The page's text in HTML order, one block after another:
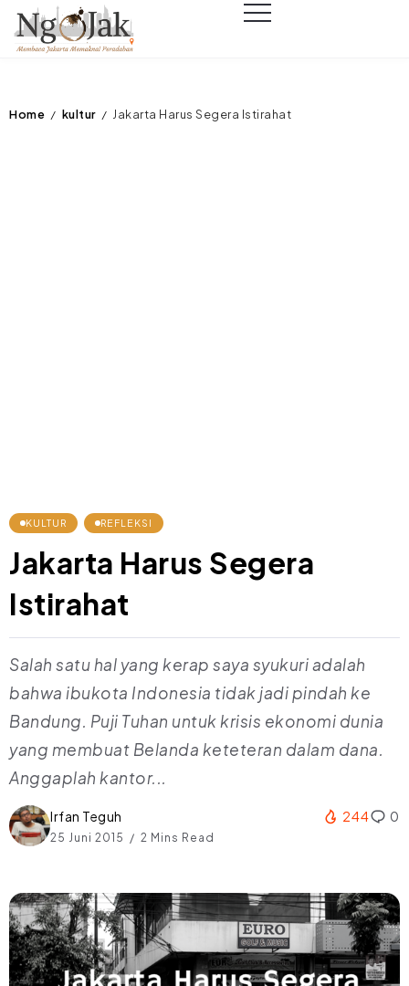
Home / kultur / Jakarta Harus Segera Istirahat
KULTUR REFLEKSI
Jakarta Harus Segera
Istirahat
Salah satu hal yang kerap saya syukuri adalah
bahwa ibukota Indonesia tidak jadi pindah ke
Bandung. Puji Tuhan untuk krisis ekonomi dunia
yang membuat Belanda keteteran dalam dana.
Anggaplah kantor...
Irfan Teguh
25 Juni 2015 2 Mins Read
244 0